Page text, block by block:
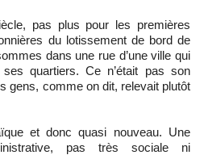
du lotissement de bord de
dans une rue d’une ville qui
quartiers. Ce n’était pas son
gens, comme on dit, relevait plutôt
et donc quasi nouveau. Une
pas très sociale ni